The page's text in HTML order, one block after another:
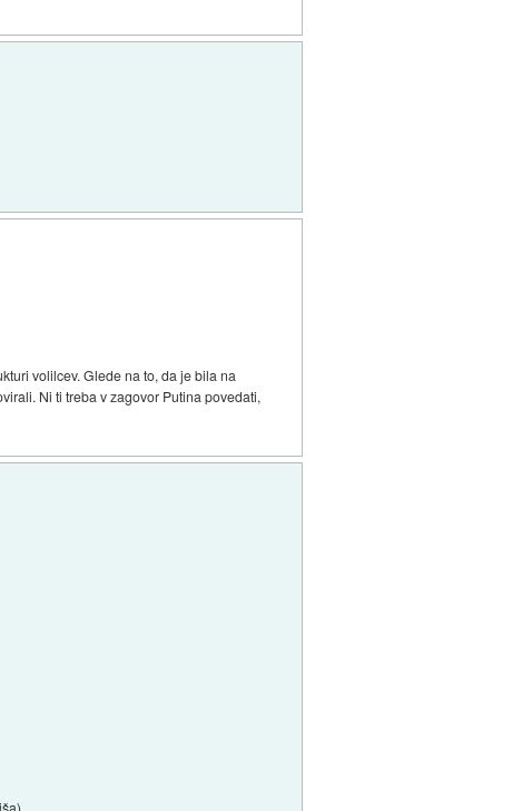
volilcev. Glede na to, da je bila na
Ni ti treba v zagovor Putina povedati,